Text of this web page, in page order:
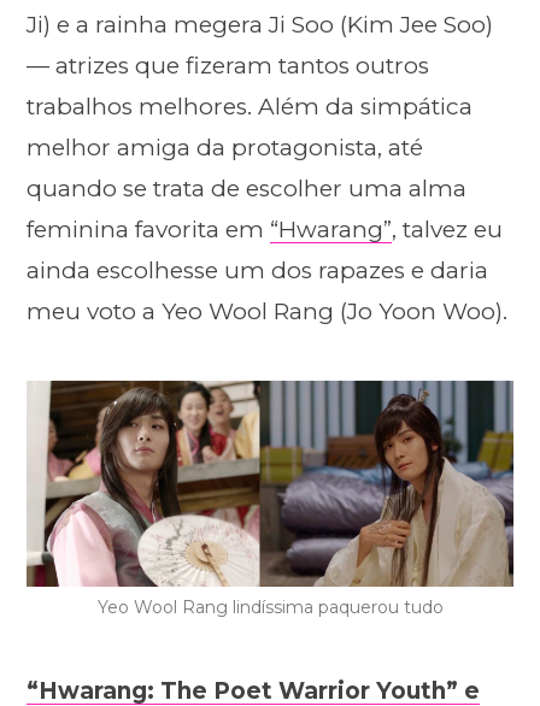
Ji) e a rainha megera Ji Soo (Kim Jee Soo)
— atrizes que fizeram tantos outros
trabalhos melhores. Além da simpática
melhor amiga da protagonista, até
quando se trata de escolher uma alma
feminina favorita em “Hwarang”, talvez eu
ainda escolhesse um dos rapazes e daria
meu voto a Yeo Wool Rang (Jo Yoon Woo).
Yeo Wool Rang lindíssima paquerou tudo
“Hwarang: The Poet Warrior Youth” e